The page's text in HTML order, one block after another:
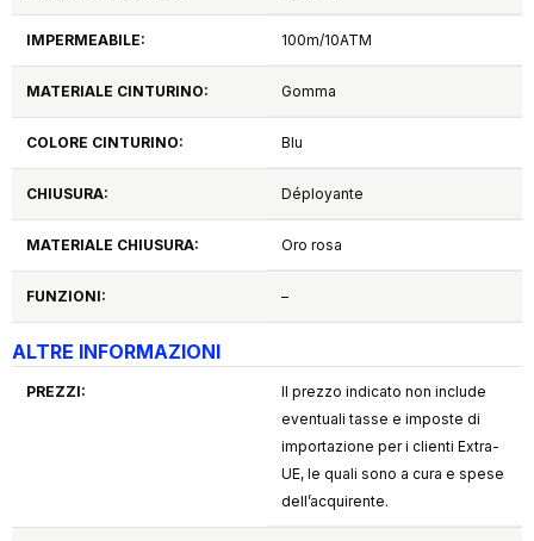
IMPERMEABILE: 100m/10ATM
MATERIALE CINTURINO: Gomma
COLORE CINTURINO: Blu
CHIUSURA: Déployante
MATERIALE CHIUSURA: Oro rosa
FUNZIONI: –
ALTRE INFORMAZIONI
PREZZI:
Il prezzo indicato non include
eventuali tasse e imposte di
importazione per i clienti Extra-
UE, le quali sono a cura e spese
dell’acquirente.